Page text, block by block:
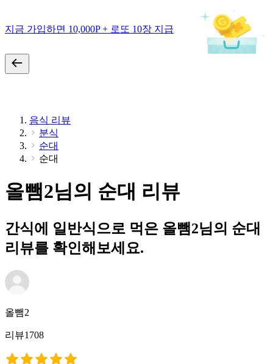
지금 가입하면 10,000P + 로또 10장 지급
음식 리뷰
분식
순대
순대
올뺌2님의 순대 리뷰
간식에 일반식으로 먹은 올뺌2님의 순대
리뷰를 확인해보세요.
올뺌2
리뷰1708